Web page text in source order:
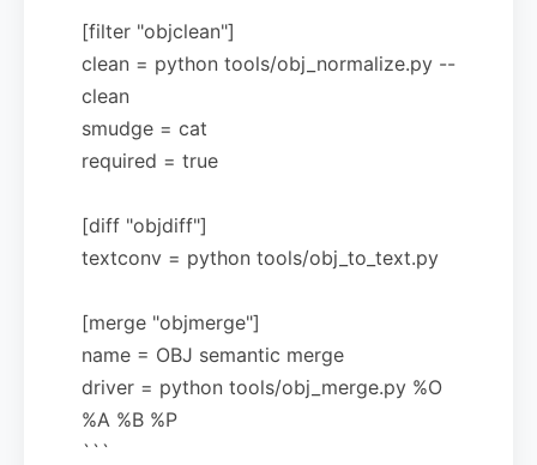
[filter "objclean"]
clean = python tools/obj_normalize.py --
clean
smudge = cat
required = true
[diff "objdiff"]
textconv = python tools/obj_to_text.py
[merge "objmerge"]
name = OBJ semantic merge
driver = python tools/obj_merge.py %O
%A %B %P
```